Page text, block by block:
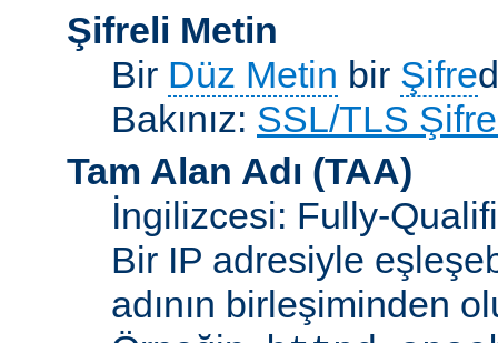
Şifreli Metin
Bir Düz Metin bir Şifre
Bakınız: SSL/TLS
Tam Alan Adı (TAA)
İngilizcesi: Fully-
Bir IP adresiyle
adının birleşiminden